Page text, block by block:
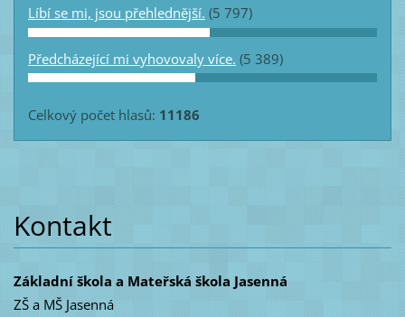
Líbí se mi, jsou přehlednější. (5 797)
Předcházející mi vyhovovaly více. (5 389)
Celkový počet hlasů: 11186
Kontakt
Základní škola a Mateřská škola Jasenná
ZŠ a MŠ Jasenná